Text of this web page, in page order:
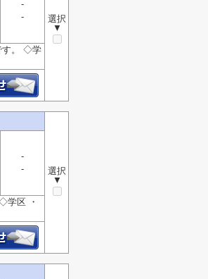
選択
▼
-
-
す。 ◇学
選択
▼
-
-
学区 ・